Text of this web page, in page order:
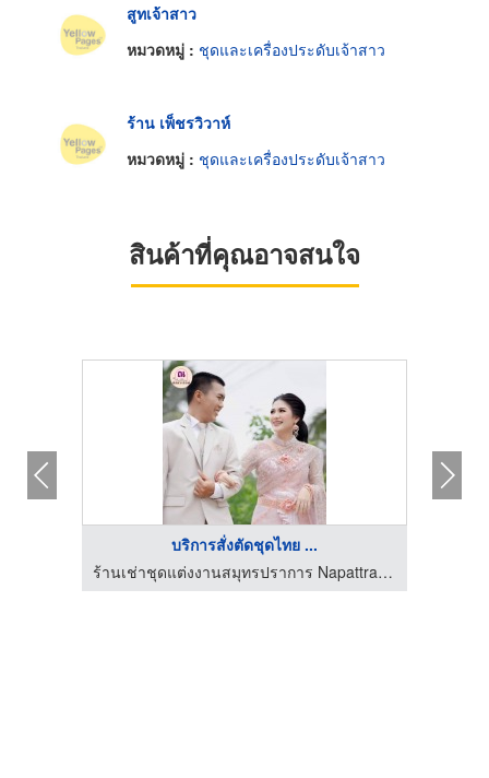
สูทเจ้าสาว
หมวดหมู่ : ชุดและเครื่องประดับเจ้าสาว
ร้าน เพ็ชรวิวาห์
หมวดหมู่ : ชุดและเครื่องประดับเจ้าสาว
สินค้าที่คุณอาจสนใจ
บริการสั่งตัดชุดไทย ...
ร้านเช่าชุดแต่งงานสมุทรปราการ Napattraporn